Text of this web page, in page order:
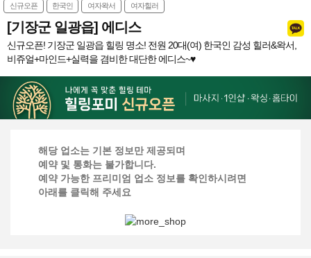
신규오픈 한국인 여자왁서 여자힐러
[기장군 일광읍] 에디스
신규오픈! 기장군 일광읍 힐링 명소! 전원 20대(여) 한국인 감성 힐러&왁서,
비쥬얼+마인드+실력을 겸비한 대단한 에디스~♥
해당 업소는 기본 정보만 제공되며
예약 및 통화는 불가합니다.
예약 가능한 프리미엄 업소 정보를 확인하시려면
아래를 클릭해 주세요